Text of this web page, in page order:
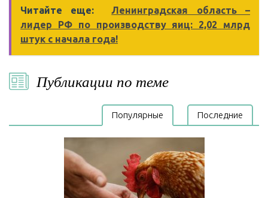
Читайте еще:
Ленинградская область –
лидер РФ по производству яиц: 2,02 млрд
штук с начала года!
Публикации по теме
Популярные Последние